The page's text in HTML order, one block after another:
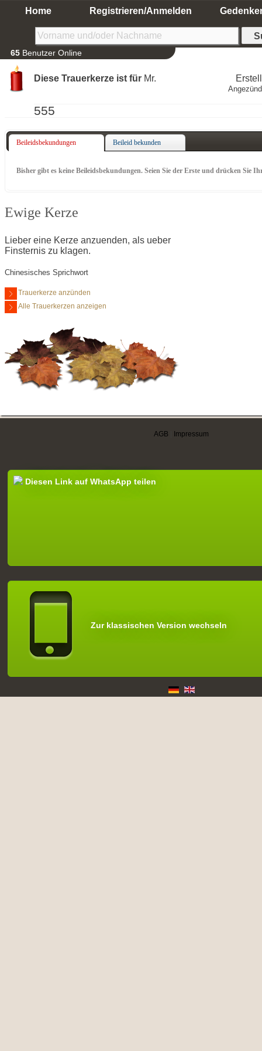
Home Registrieren/Anmelden
65 Benutzer Online
Diese Trauerkerze ist für Mr.
555
Beileidsbekundungen Beileid bekunden
Bisher gibt es keine Beileidsbekundungen. Seien Sie der Erste und drücken Sie
Ewige Kerze
Lieber eine Kerze anzuenden, als ueber
Finsternis zu klagen.
Chinesisches Sprichwort
Trauerkerze anzünden
Alle Trauerkerzen anzeigen
AGB Impressum
Diesen Link auf WhatsApp teilen
Zur klassischen Version wechseln